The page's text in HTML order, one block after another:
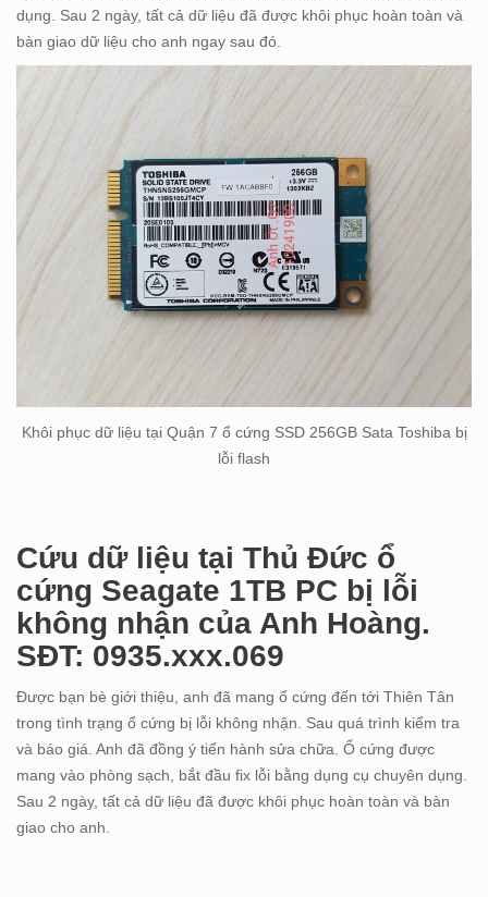
dụng. Sau 2 ngày, tất cả dữ liệu đã được khôi phục hoàn toàn và
bàn giao dữ liệu cho anh ngay sau đó.
Khôi phục dữ liệu tại Quận 7 ổ cứng SSD 256GB Sata Toshiba bị
lỗi flash
Cứu dữ liệu tại Thủ Đức ổ
cứng Seagate 1TB PC bị lỗi
không nhận của Anh Hoàng.
SĐT: 0935.xxx.069
Được bạn bè giới thiệu, anh đã mang ổ cứng đến tới Thiên Tân
trong tình trạng ổ cứng bị lỗi không nhận. Sau quá trình kiểm tra
và báo giá. Anh đã đồng ý tiến hành sửa chữa. Ổ cứng được
mang vào phòng sạch, bắt đầu fix lỗi bằng dụng cụ chuyên dụng.
Sau 2 ngày, tất cả dữ liệu đã được khôi phục hoàn toàn và bàn
giao cho anh.